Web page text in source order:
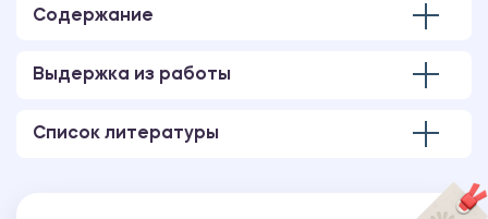
Содержание
Выдержка из работы
Список литературы